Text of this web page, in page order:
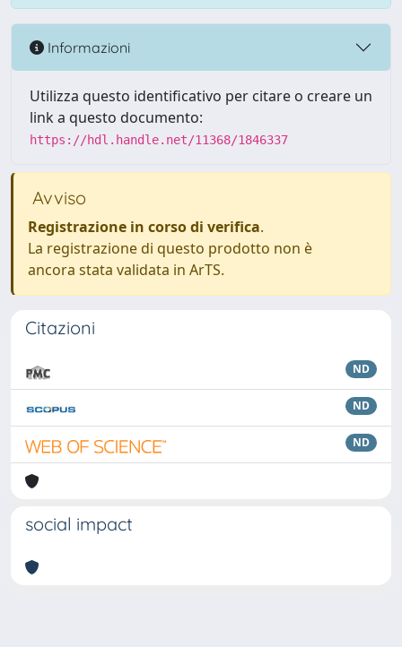
Informazioni
Utilizza questo identificativo per citare o creare un
link a questo documento:
https://hdl.handle.net/11368/1846337
Avviso
Registrazione in corso di verifica.
La registrazione di questo prodotto non è
ancora stata validata in ArTS.
Citazioni
ND
ND
ND
social impact